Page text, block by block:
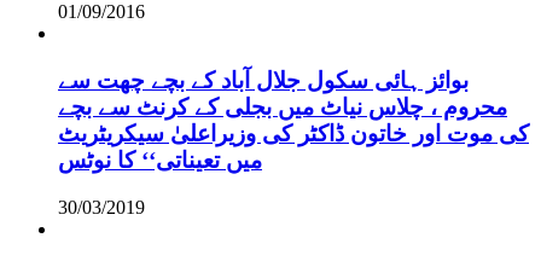
01/09/2016
بوائز ہائی سکول جلال آباد کے بچے چھت سے
محروم ، چلاس نیاٹ میں بجلی کے کرنٹ سے بچے
کی موت اور خاتون ڈاکٹر کی وزیراعلیٰ سیکریٹریٹ
میں تعیناتی‘‘ کا نوٹس
30/03/2019